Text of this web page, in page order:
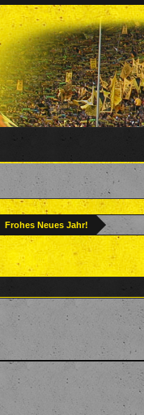
Frohes Neues Jahr!